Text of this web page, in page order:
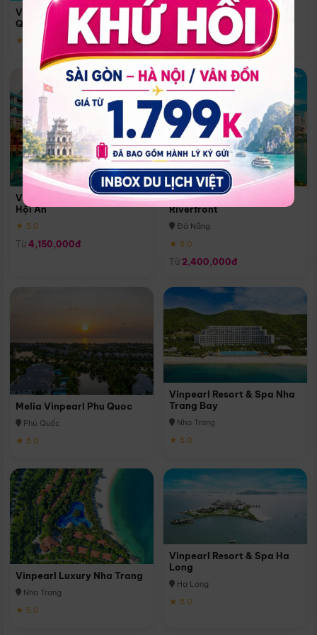
Vinpearl Resort & Spa Phu
Quoc
★ 5.0
Quoc
Phú Quốc
★ 5.0
Vinpearl Resort & Golf Nam
Hội An
★ 5.0
Từ 4,150,000đ
Melia Vinpearl Danang
Riverfront
Đà Nẵng
★ 5.0
Từ 2,400,000đ
Melia Vinpearl Phu Quoc
Phú Quốc
★ 5.0
Vinpearl Resort & Spa Nha
Trang Bay
Nha Trang
★ 5.0
Vinpearl Luxury Nha Trang
Nha Trang
★ 5.0
Vinpearl Resort & Spa Ha
Long
Hạ Long
★ 5.0